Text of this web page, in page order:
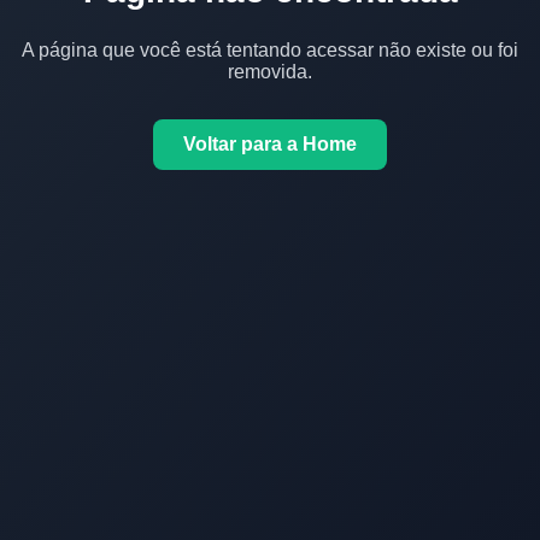
A página que você está tentando acessar não existe ou foi
removida.
Voltar para a Home